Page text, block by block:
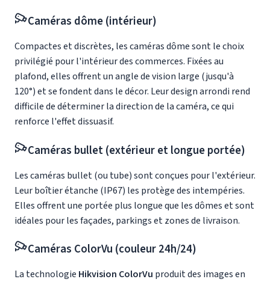
Caméras dôme (intérieur)
Compactes et discrètes, les caméras dôme sont le choix
privilégié pour l'intérieur des commerces. Fixées au
plafond, elles offrent un angle de vision large (jusqu'à
120°) et se fondent dans le décor. Leur design arrondi rend
difficile de déterminer la direction de la caméra, ce qui
renforce l'effet dissuasif.
Caméras bullet (extérieur et longue portée)
Les caméras bullet (ou tube) sont conçues pour l'extérieur.
Leur boîtier étanche (IP67) les protège des intempéries.
Elles offrent une portée plus longue que les dômes et sont
idéales pour les façades, parkings et zones de livraison.
Caméras ColorVu (couleur 24h/24)
La technologie Hikvision ColorVu produit des images en